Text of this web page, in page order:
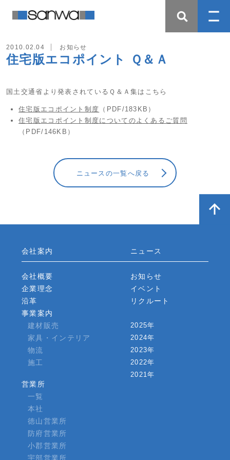
2010.02.04 お知らせ
住宅版エコポイント Ｑ＆Ａ
国土交通省より発表されているＱ＆Ａ集はこちら
住宅版エコポイント制度 （PDF/183KB）
住宅版エコポイント制度についてのよくあるご質問
（PDF/146KB）
ニュースの一覧へ戻る
会社案内
会社概要
企業理念
沿革
事業案内
建材販売
家具・インテリア
物流
施工
営業所
一覧
本社
徳山営業所
防府営業所
小郡営業所
宇部営業所
ニュース
お知らせ
イベント
リクルート
2025年
2024年
2023年
2022年
2021年